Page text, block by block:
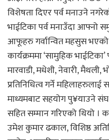
विशेषता दिएर पर्व मनाउने
भाईटिका पर्व मनाउँदा आफ्नो
आफूहरु गर्वान्वित महसुस भएको
कार्यक्रममा ‘सामुहिक
मारवाडी, मधेशी, नेवारी,
प्रतिनिधित्व गर्ने महिलाहरुलाई
माध्यमबाट सहयोग पु¥याउने
सहित सम्मान गरिएको थियो ।
उमेश कुमार ढकाल, विशिष्ठ